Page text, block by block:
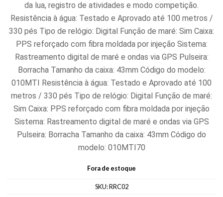
da lua, registro de atividades e modo competição.
Resistência à água: Testado e Aprovado até 100 metros /
330 pés Tipo de relógio: Digital Função de maré: Sim Caixa:
PPS reforçado com fibra moldada por injeção Sistema:
Rastreamento digital de maré e ondas via GPS Pulseira:
Borracha Tamanho da caixa: 43mm Código do modelo:
010MTI Resistência à água: Testado e Aprovado até 100
metros / 330 pés Tipo de relógio: Digital Função de maré:
Sim Caixa: PPS reforçado com fibra moldada por injeção
Sistema: Rastreamento digital de maré e ondas via GPS
Pulseira: Borracha Tamanho da caixa: 43mm Código do
modelo: 010MTI70
Fora de estoque
SKU:RRC02